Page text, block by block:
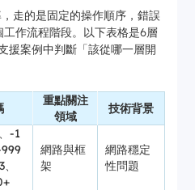
（Remux
）失敗
權限與磁
碟空間
H3-6＋
FAQ Q5
U-NEXT
重啟路由
平台專屬
Amazon
版本相容
性檢查失
敗
更新到最
新
ab
平台專屬
初始任務
參數配置
重新提交
走的是固定的操作順序，錯誤
作流程階段。以下表格是6層
援案例中判斷「該從哪一層開
重點關注
領域
技術背景
-1
網路與框
架
網路穩定
性問題